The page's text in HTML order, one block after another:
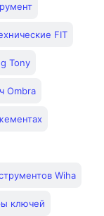
FIT
Tony
Ombra
Wiha
ключей